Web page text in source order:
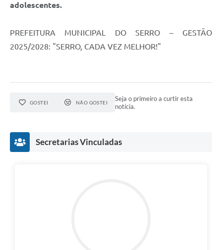
Galeria de Vídeos
Diário Oficial
Ouvidoria Municipal
Notícias
Radar da Transparência Pública
adolescentes.
PREFEITURA MUNICIPAL DO SERRO – GESTÃO
2025/2028: "SERRO, CADA VEZ MELHOR!"
GOSTEI NÃO GOSTEI
Seja o primeiro a curtir esta
notícia.
Secretarias Vinculadas